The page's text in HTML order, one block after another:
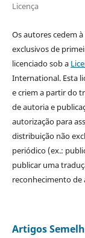
Licença
Os autores cedem à
exclusivos de
licenciado sob a
International. Esta
e criem a partir do
de autoria e
autorização para
distribuição não
periódico (ex.:
publicar uma
reconhecimento de
Artigos